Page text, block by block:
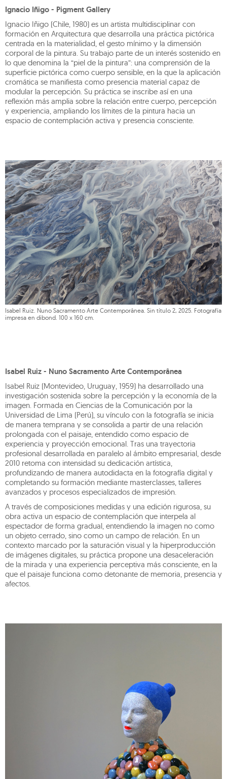
Ignacio Iñigo - Pigment Gallery
Ignacio Iñigo (Chile, 1980) es un artista multidisciplinar con
formación en Arquitectura que desarrolla una práctica pictórica
centrada en la materialidad, el gesto mínimo y la dimensión
corporal de la pintura. Su trabajo parte de un interés sostenido en
lo que denomina la “piel de la pintura”: una comprensión de la
superficie pictórica como cuerpo sensible, en la que la aplicación
cromática se manifiesta como presencia material capaz de
modular la percepción. Su práctica se inscribe así en una
reflexión más amplia sobre la relación entre cuerpo, percepción
y experiencia, ampliando los límites de la pintura hacia un
espacio de contemplación activa y presencia consciente.
Isabel Ruiz. Nuno Sacramento Arte Contemporânea. Sin título 2, 2025. Fotografía
impresa en dibond. 100 x 160 cm.
Isabel Ruiz - Nuno Sacramento Arte Contemporânea
Isabel Ruiz (Montevideo, Uruguay, 1959) ha desarrollado una
investigación sostenida sobre la percepción y la economía de la
imagen. Formada en Ciencias de la Comunicación por la
Universidad de Lima (Perú), su vínculo con la fotografía se inicia
de manera temprana y se consolida a partir de una relación
prolongada con el paisaje, entendido como espacio de
experiencia y proyección emocional. Tras una trayectoria
profesional desarrollada en paralelo al ámbito empresarial, desde
2010 retoma con intensidad su dedicación artística,
profundizando de manera autodidacta en la fotografía digital y
completando su formación mediante masterclasses, talleres
avanzados y procesos especializados de impresión.
A través de composiciones medidas y una edición rigurosa, su
obra activa un espacio de contemplación que interpela al
espectador de forma gradual, entendiendo la imagen no como
un objeto cerrado, sino como un campo de relación. En un
contexto marcado por la saturación visual y la hiperproducción
de imágenes digitales, su práctica propone una desaceleración
de la mirada y una experiencia perceptiva más consciente, en la
que el paisaje funciona como detonante de memoria, presencia y
afectos.